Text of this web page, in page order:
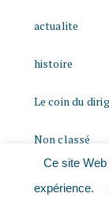
actualite
histoire
Le coin du
Non classé
Ce site
expérience.